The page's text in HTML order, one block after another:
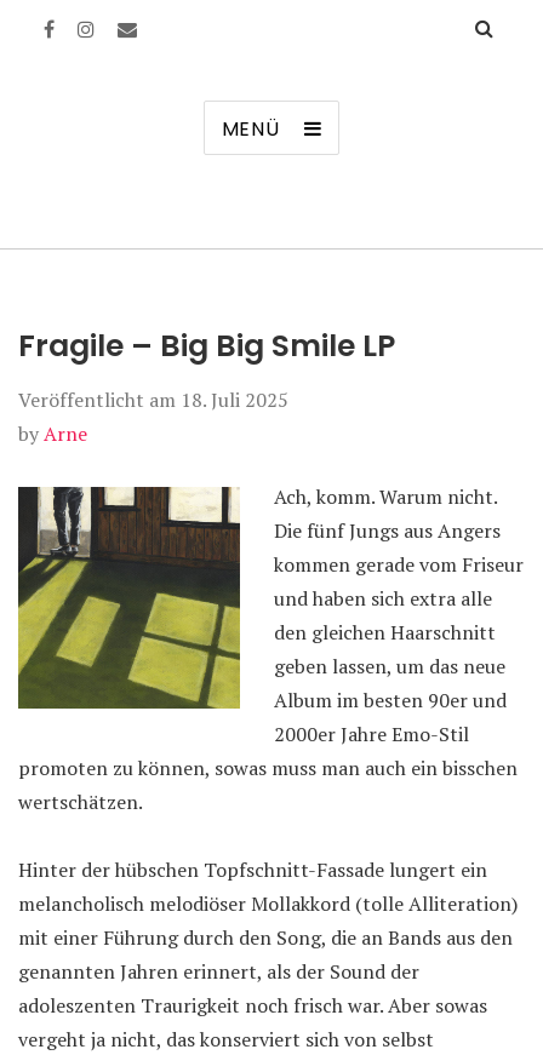
MENÜ
Fragile – Big Big Smile LP
Veröffentlicht am 18. Juli 2025
byArne
Ach, komm. Warum nicht.
Die fünf Jungs aus Angers
kommen gerade vom Friseur
und haben sich extra alle
den gleichen Haarschnitt
geben lassen, um das neue
Album im besten 90er und
2000er Jahre Emo-Stil
promoten zu können, sowas muss man auch ein bisschen
wertschätzen.
Hinter der hübschen Topfschnitt-Fassade lungert ein
melancholisch melodiöser Mollakkord (tolle Alliteration)
mit einer Führung durch den Song, die an Bands aus den
genannten Jahren erinnert, als der Sound der
adoleszenten Traurigkeit noch frisch war. Aber sowas
vergeht ja nicht, das konserviert sich von selbst